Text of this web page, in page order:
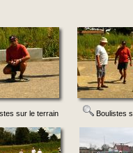
sur le terrain Boulistes